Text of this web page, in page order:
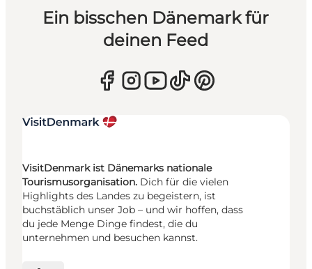
Ein bisschen Dänemark für
deinen Feed
VisitDenmark ist Dänemarks nationale
Tourismusorganisation. Dich für die vielen
Highlights des Landes zu begeistern, ist
buchstäblich unser Job – und wir hoffen, dass
du jede Menge Dinge findest, die du
unternehmen und besuchen kannst.